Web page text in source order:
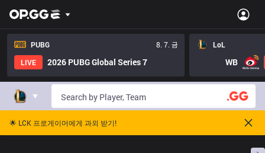
PUBG
8. 7. 금
LIVE
2026 PUBG Global Series 7
LoL
WB
🌟 LCK 프로게이머에게 과외 받기!